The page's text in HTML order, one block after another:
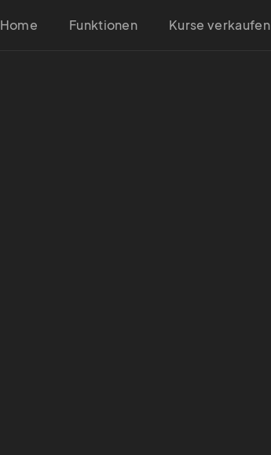
Home Funktionen Kurse verkaufen